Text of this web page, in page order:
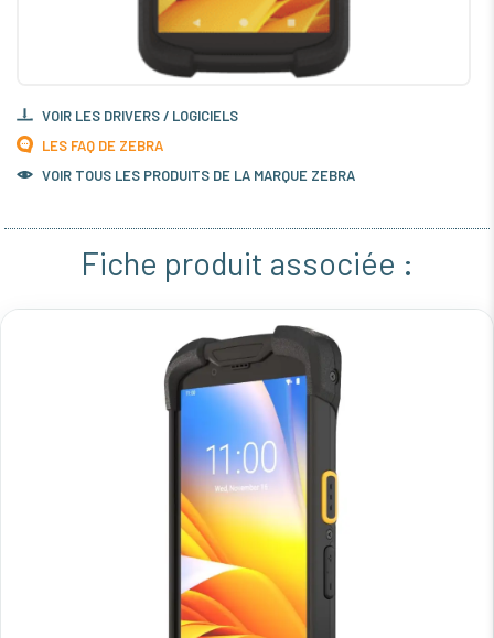
VOIR LES DRIVERS / LOGICIELS
LES FAQ DE ZEBRA
VOIR TOUS LES PRODUITS DE LA MARQUE ZEBRA
Fiche produit associée :